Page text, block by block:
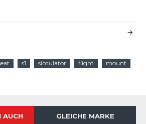
s1 simulator flight
mount
AUCH GLEICHE MARKE